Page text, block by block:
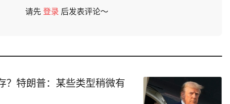
请先登录 后发表评论～
？特朗普：某些类型稍微有